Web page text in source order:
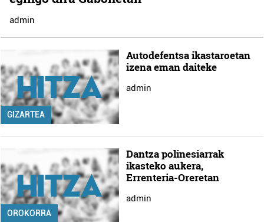
admin
GIZARTEA
Autodefentsa ikastaroetan
izena eman daiteke
admin
OROKORRA
Dantza polinesiarrak
ikasteko aukera,
Errenteria-Oreretan
admin